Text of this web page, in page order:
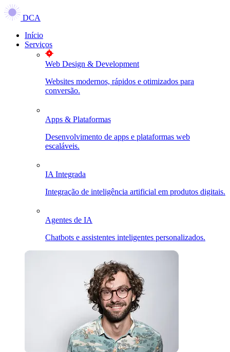
DCA
Início
Serviços
Web Design & Development
Websites modernos, rápidos e otimizados para
conversão.
Apps & Plataformas
Desenvolvimento de apps e plataformas web
escaláveis.
IA Integrada
Integração de inteligência artificial em produtos digitais.
Agentes de IA
Chatbots e assistentes inteligentes personalizados.